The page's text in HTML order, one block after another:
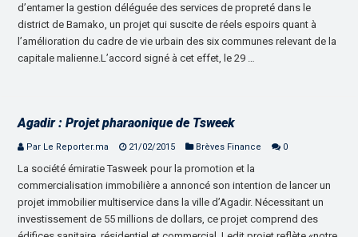
d’entamer la gestion déléguée des services de propreté dans le
district de Bamako, un projet qui suscite de réels espoirs quant à
l’amélioration du cadre de vie urbain des six communes relevant de la
capitale malienne.L’accord signé à cet effet, le 29 …
Agadir : Projet pharaonique de Tsweek
Par Le Reporter.ma 21/02/2015 Brèves Finance 0
La société émiratie Tasweek pour la promotion et la
commercialisation immobilière a annoncé son intention de lancer un
projet immobilier multiservice dans la ville d’Agadir. Nécessitant un
investissement de 55 millions de dollars, ce projet comprend des